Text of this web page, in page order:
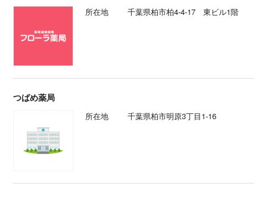
所在地 千葉県柏市柏4-4-17 東ビル1階
つばめ薬局
所在地 千葉県柏市明原3丁目1-16